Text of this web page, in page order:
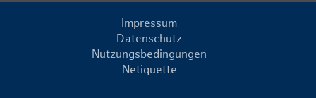
Impressum
Datenschutz
Nutzungsbedingungen
Netiquette